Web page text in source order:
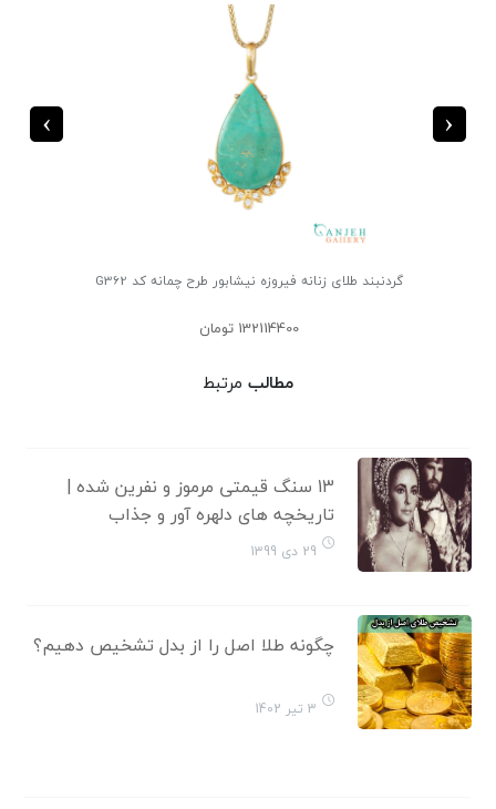
گردنبند طلای زنانه فیروزه نیشابور طرح چمانه کد G362
132114400 تومان
‹
›
مطالب مرتبط
13 سنگ قیمتی مرموز و نفرین شده |
تاریخچه های دلهره آور و جذاب
29 دی 1399
چگونه طلا اصل را از بدل تشخیص دهیم؟
3 تیر 1402